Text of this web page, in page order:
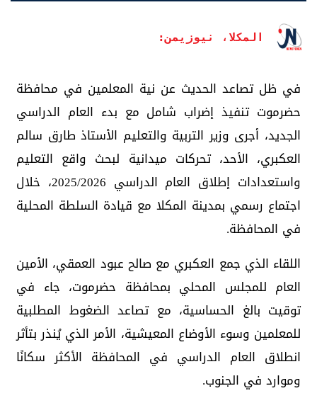
المكلا، نيوزيمن:
في ظل تصاعد الحديث عن نية المعلمين في محافظة
حضرموت تنفيذ إضراب شامل مع بدء العام الدراسي
الجديد، أجرى وزير التربية والتعليم الأستاذ طارق سالم
العكبري، الأحد، تحركات ميدانية لبحث واقع التعليم
واستعدادات إطلاق العام الدراسي 2025/2026، خلال
اجتماع رسمي بمدينة المكلا مع قيادة السلطة المحلية
في المحافظة.
اللقاء الذي جمع العكبري مع صالح عبود العمقي، الأمين
العام للمجلس المحلي بمحافظة حضرموت، جاء في
توقيت بالغ الحساسية، مع تصاعد الضغوط المطلبية
للمعلمين وسوء الأوضاع المعيشية، الأمر الذي يُنذر بتأثر
انطلاق العام الدراسي في المحافظة الأكثر سكانًا
وموارد في الجنوب.